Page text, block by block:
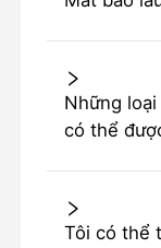
Những
có thể
Tôi có thể